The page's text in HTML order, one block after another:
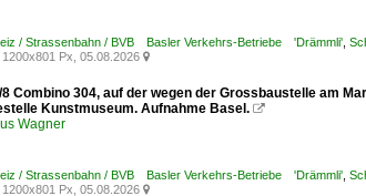
/ Strassenbahn / BVB Basler Verkehrs-Betriebe 'Drämmli'
1200x801 Px, 05.08.2026 
8 Combino 304, auf der wegen der Grossbaustelle am
Kunstmuseum. Aufnahme Basel. 
Wagner
/ Strassenbahn / BVB Basler Verkehrs-Betriebe 'Drämmli'
1200x801 Px, 05.08.2026 